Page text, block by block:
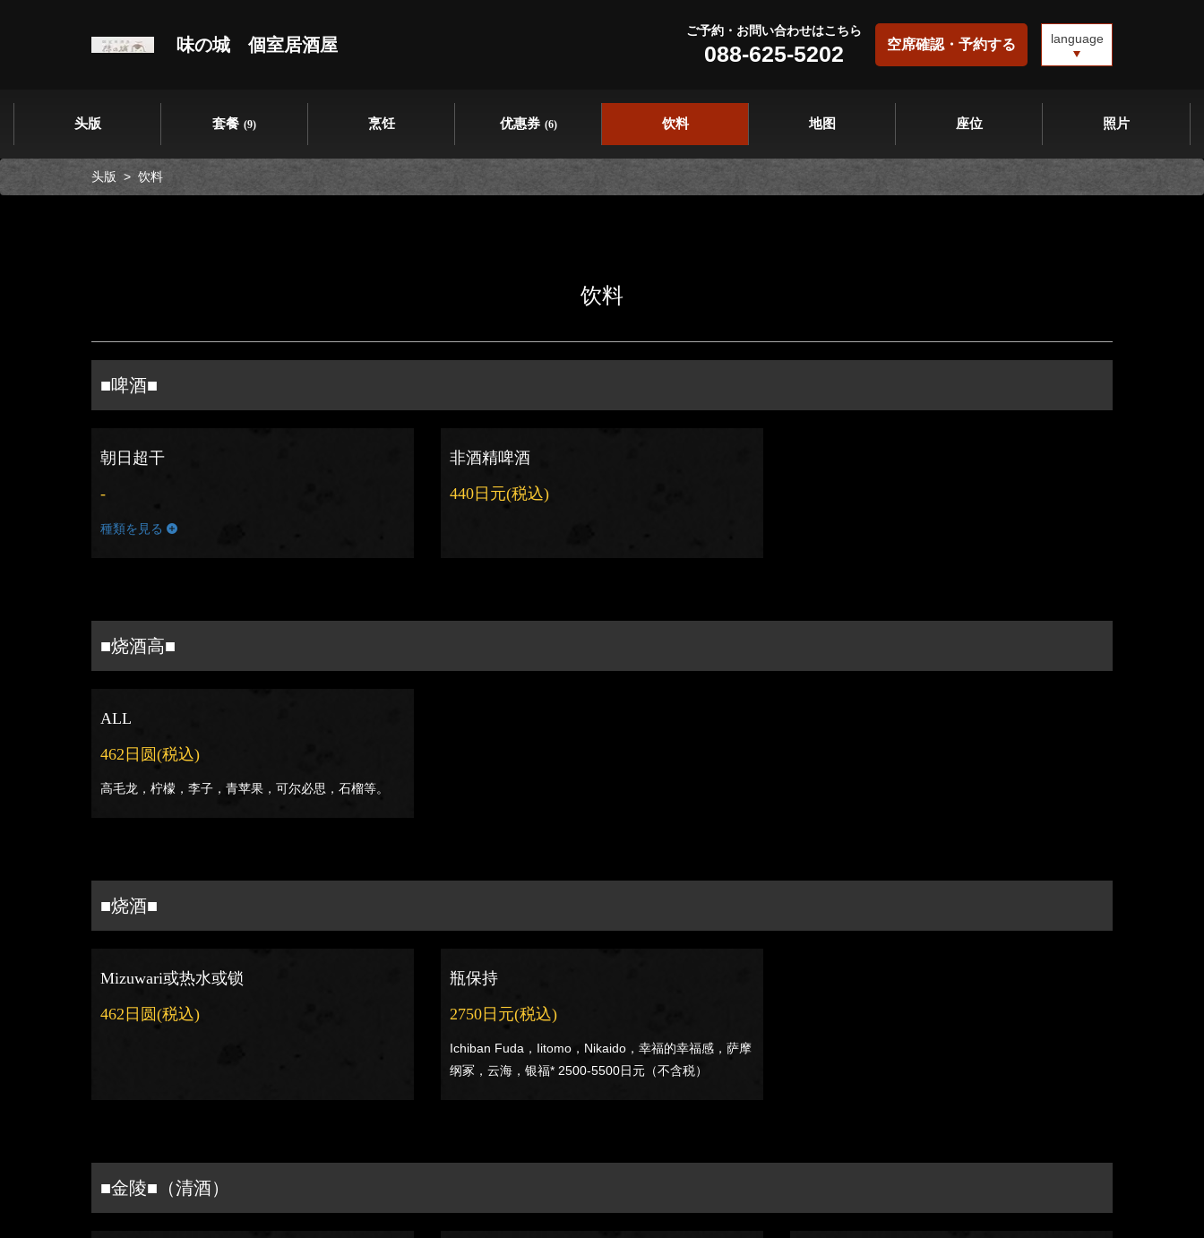
味の城 個室居酒屋
ご予約・お問い合わせはこちら
088-625-5202 空席確認・予約する language
头版 套餐 (9) 烹饪 优惠券 (6) 饮料 地图 座位 照片
头版 饮料
饮料
■啤酒■
朝日超干
-
種類を見る
非酒精啤酒
440日元(税込)
■烧酒高■
ALL
462日圆(税込)
高毛龙，柠檬，李子，青苹果，可尔必思，石榴等。
■烧酒■
Mizuwari或热水或锁
462日圆(税込)
瓶保持
2750日元(税込)
Ichiban Fuda，Iitomo，Nikaido，幸福的幸福感，萨摩
纲冢，云海，银福* 2500-5500日元（不含税）
■金陵■（清酒）